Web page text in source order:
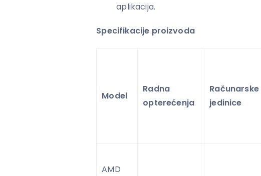
aplikacija.
Specifikacije proizvoda
Model
Radna
opterećenja
Računarske
jedinice
AMD